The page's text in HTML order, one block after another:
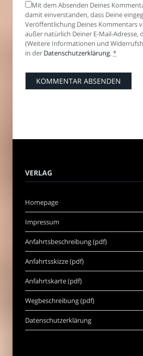
Mit dem Absenden Deines
damit einverstanden, dass Deine
Veröffentlichung Deines Kommentars
außer natürlich Deiner E-Mail-Adresse,
(Weitere Informationen und
in der Datenschutzerklärung.*
VERLAG
Homepage
Impressum
Anfahrtsbeschreibung (pdf)
Anfahrtsskizze (pdf)
Anfahrtskarte (pdf)
Wegbeschreibung (pdf)
Datenschutzerklärung